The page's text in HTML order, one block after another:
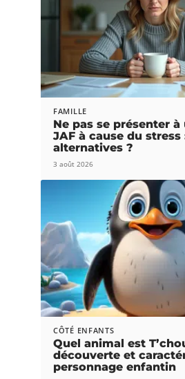
FAMILLE
Ne pas se présenter
JAF à cause du stress
alternatives ?
3 août 2026
CÔTÉ ENFANTS
Quel animal est
découverte et
personnage enfantin